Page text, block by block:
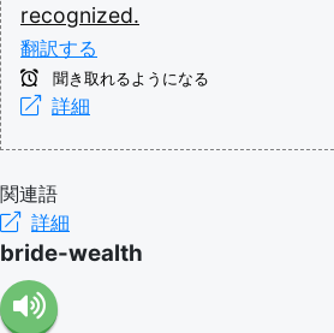
recognized.
翻訳する
聞き取れるようになる
詳細
関連語
詳細
bride-wealth